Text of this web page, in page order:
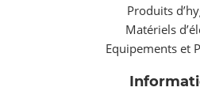
Produits
Matériels
Equipements et